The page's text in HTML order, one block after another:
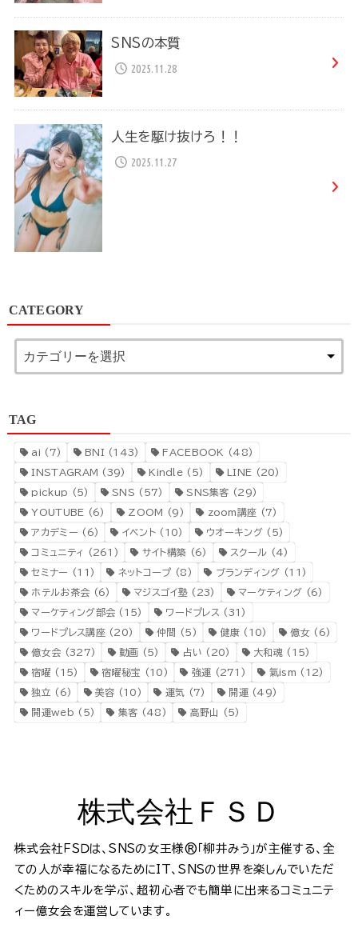
SNSの本質
2025.11.28
人生を駆け抜けろ！！
2025.11.27
CATEGORY
TAG
ai (7) BNI(143) FACEBOOK (48)
INSTAGRAM (39) Kindle (5) LINE (20)
pickup (5) SNS (57) SNS集客 (29)
YOUTUBE (6) ZOOM (9) zoom講座 (7)
アカデミー (6) イベント (10) ウオーキング (5)
コミュニティ (261) サイト構築 (6) スクール (4)
セミナー (11) ネットコープ (8) ブランディング (11)
ホテルお茶会 (6) マジスゴイ塾(23) マーケティング (6)
マーケティング部会 (15) ワードプレス (31)
ワードプレス講座(20) 仲間 (5) 健康 (10) 億女(6)
億女会 (327) 動画 (5) 占い (20) 大和魂 (15)
宿曜 (15) 宿曜秘宝 (10) 強運 (271) 氣ism (12)
独立 (6) 美容 (10) 運気 (7) 開運(49)
開運web (5) 集客 (48) 高野山 (5)
株式会社ＦＳＤ
株式会社ＦＳＤは、SNSの女王様®️「柳井みう」が主催する、全
ての人が幸福になるためにIT、SNSの世界を楽しんでいただ
くためのスキルを学ぶ、超初心者でも簡単に出来るコミュニテ
ィー億女会を運営しています。